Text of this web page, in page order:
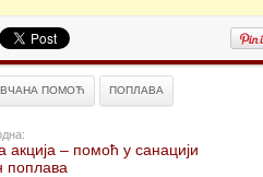
ПОМОЋ ПОПЛАВА
акција – помоћ у санацији
поплава